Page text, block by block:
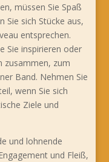
müssen Sie Spaß
Sie sich Stücke aus,
entsprechen.
Sie inspirieren oder
zusammen, zum
Band. Nehmen Sie
wenn Sie sich
Ziele und
und lohnende
und Fleiß,